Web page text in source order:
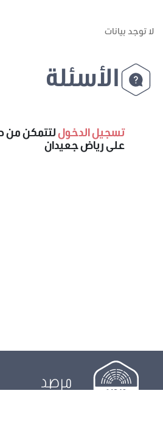
لا توجد بيانات
الأسئلة
تسجيل الدخوللتتمكن من
على رياض جعيدان
مرصد